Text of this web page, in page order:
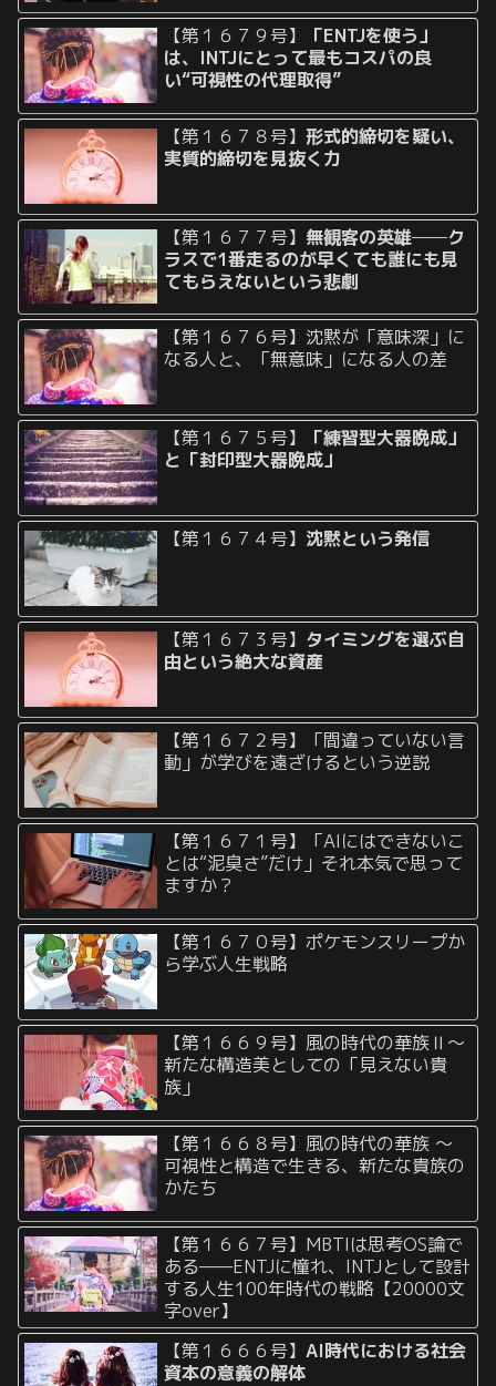
【第１６７９号】
「ENTJを使う」
は、INTJにとって最もコスパの良
い“可視性の代理取得”
【第１６７８号】形式的締切を疑い、
実質的締切を見抜く力
【第１６７７号】 無観客の英雄──ク
ラスで1番走るのが早くても誰にも見
てもらえないという悲劇
【第１６７６号】沈黙が「意味深」に
なる人と、「無意味」になる人の差
【第１６７５号】
「練習型大器晩成」
と「封印型大器晩成」
【第１６７４号】 沈黙という発信
【第１６７３号】 タイミングを選ぶ自
由という絶大な資産
【第１６７２号】「間違っていない言
動」が学びを遠ざけるという逆説
【第１６７１号】「AIにはできないこ
とは“泥臭さ”だけ」それ本気で思って
ますか？
【第１６７０号】ポケモンスリープか
ら学ぶ人生戦略
【第１６６９号】風の時代の華族Ⅱ〜
新たな構造美としての「見えない貴
族」
【第１６６８号】風の時代の華族 〜
可視性と構造で生きる、新たな貴族の
かたち
【第１６６７号】MBTIは思考OS論で
ある——ENTJに憧れ、INTJとして設計
する人生100年時代の戦略【20000文
字over】
【第１６６６号】AI時代における社会
資本の意義の解体